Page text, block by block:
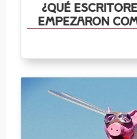
¿Qué
empezaron